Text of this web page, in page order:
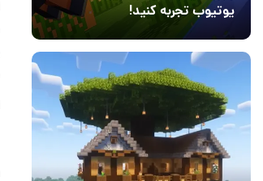
یوتیوب تجربه کنید!
41